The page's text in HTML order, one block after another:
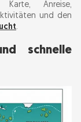
Village
und was
Anreise,
und den
.
schnelle